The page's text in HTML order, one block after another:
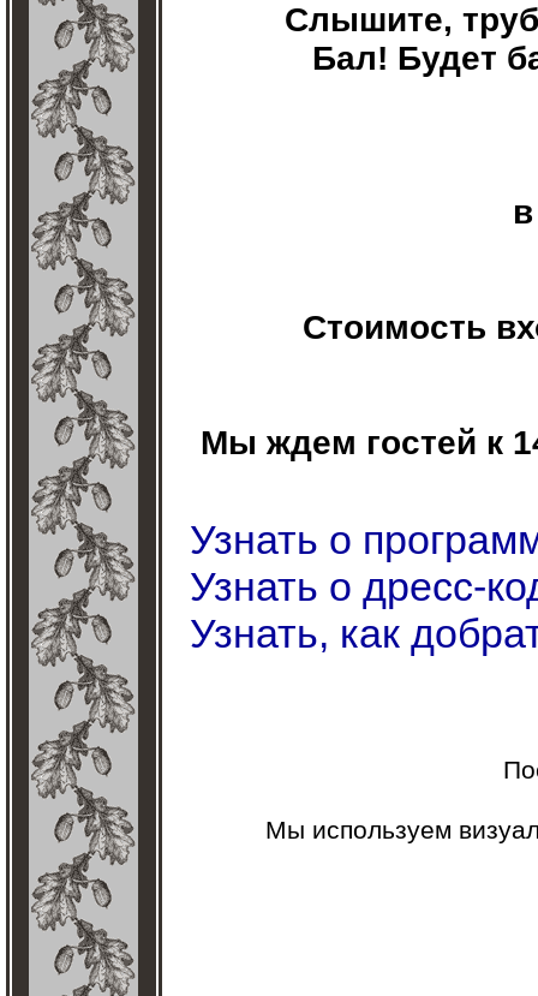
Слышите,
Бал! Будет
Стоимость
Мы ждем гостей к
Узнать о
Узнать о дресс-
Узнать, как
Мы используем